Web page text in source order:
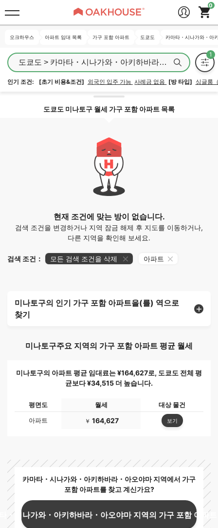
오크하우스 아파트 임대 목록 가구 포함 아파트 도쿄도 카마타・시나가와・아
도쿄도 > 카마타・시나가와・아키하바라・아오야마 지
인기 조건: [초기 비용&조건] 외국인 입주 가능 사례금 없음 [방 타입] 싱글룸
도쿄도 미나토구 월세 가구 포함 아파트 목록
현재 조건에 맞는 방이 없습니다.
검색 조건을 변경하거나 지역 잠금 해제 후 지도를 이동하거나,
다른 지역을 확인해 보세요.
검색 조건： 모든 검색 조건을 삭제 아파트
미나토구의 인기 가구 포함 아파트을(를) 역으로
찾기
미나토구주요 지역의 가구 포함 아파트 평균 월세
미나토구의 아파트 평균 임대료는 ¥164,627로, 도쿄도 전체 평
균보다 ¥34,515 더 높습니다.
평면도 월세
대상 물건
아파트
￥ 164,627 보기
카마타・시나가와・아키하바라・아오야마 지역에서 가구
포함 아파트를 찾고 계신가요?
・시나가와・아키하바라・아오야마 지역의 가구 포함 아파
오크하우스 아파트 임대 목록 가구 포함 아파트 도쿄도 카마타・시나가와・아